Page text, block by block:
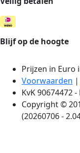
Blijf op de hoogte
Prijzen in Euro
Voorwaarden |
KvK 90674472 -
Copyright ©
(20260706 -